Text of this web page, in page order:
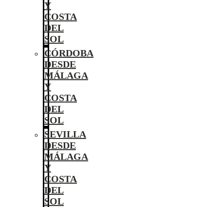
Y
COSTA
DEL
SOL
CÓRDOBA
DESDE
MÁLAGA
Y
COSTA
DEL
SOL
SEVILLA
DESDE
MÁLAGA
Y
COSTA
DEL
SOL